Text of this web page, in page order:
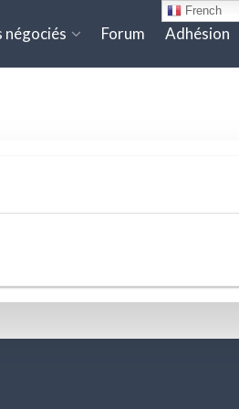
négociés Forum Adhésion
French